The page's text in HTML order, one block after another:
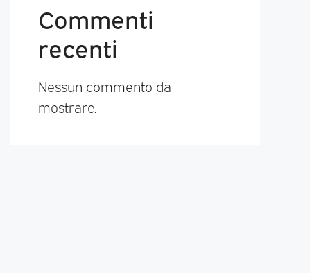
Commenti
recenti
Nessun commento da
mostrare.